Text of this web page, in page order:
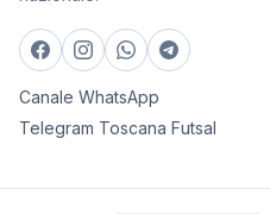
Canale WhatsApp
Telegram Toscana Futsal